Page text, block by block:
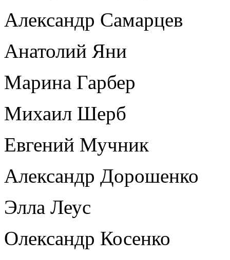
Александр Самарцев
Анатолий Яни
Марина Гарбер
Михаил Шерб
Евгений Мучник
Александр Дорошенко
Элла Леус
Олександр Косенко